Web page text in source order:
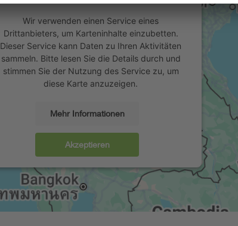
Wir verwenden einen Service eines
Drittanbieters, um Karteninhalte einzubetten.
Dieser Service kann Daten zu Ihren Aktivitäten
sammeln. Bitte lesen Sie die Details durch und
stimmen Sie der Nutzung des Service zu, um
diese Karte anzuzeigen.
Mehr Informationen
Akzeptieren